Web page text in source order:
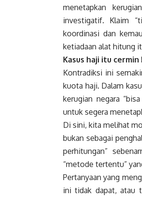
menetapkan
investigatif. Klaim
koordinasi dan
ketiadaan alat hitung
Kasus haji itu
Kontradiksi ini
kuota haji. Dalam
kerugian negara
untuk segera
Di sini, kita melihat
bukan sebagai
perhitungan”
“metode tertentu”
Pertanyaan yang
ini tidak dapat, atau